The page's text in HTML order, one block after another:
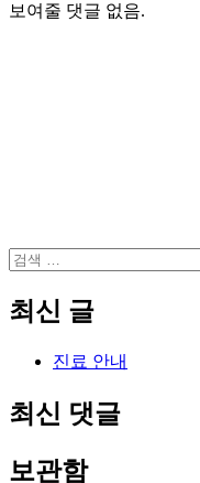
보여줄 댓글 없음.
검
최신 글
진료 안내
최신 댓글
보관함